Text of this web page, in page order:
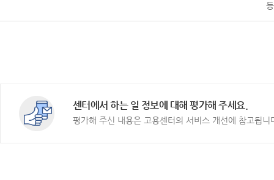
센터에서 하는 일 정보에 대해 평가해 주세요.
평가해 주신 내용은 고용센터의 서비스 개선에 참고됩니